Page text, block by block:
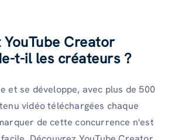
Creator
t-il les créateurs ?
et se développe, avec plus de 500
vidéo téléchargées chaque
de cette concurrence n'est